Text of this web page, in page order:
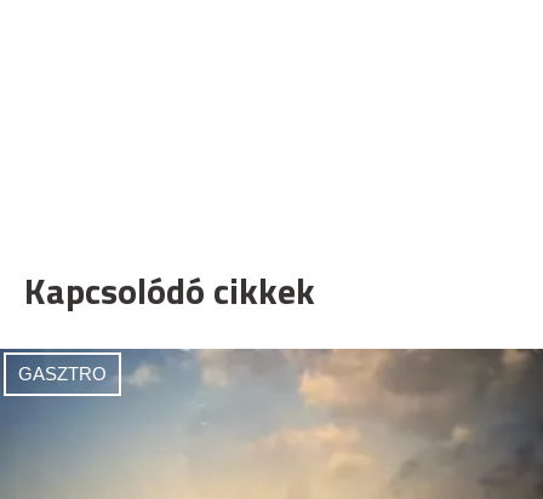
Kapcsolódó cikkek
GASZTRO